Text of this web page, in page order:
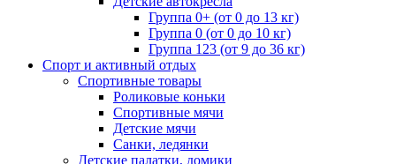
Группа 0+ (от 0 до 13 кг)
Группа 0 (от 0 до 10 кг)
Группа 123 (от 9 до 36 кг)
Спорт и активный отдых
Спортивные товары
Роликовые коньки
Спортивные мячи
Детские мячи
Санки, ледянки
Детские палатки, домики